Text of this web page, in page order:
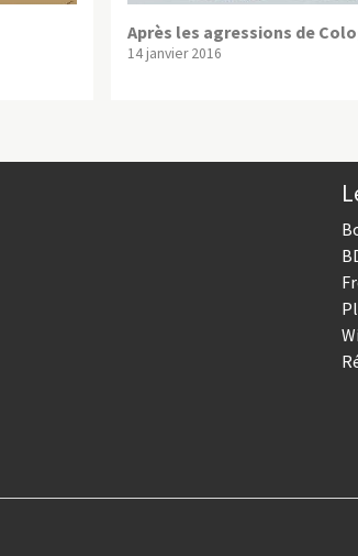
Après les agressions de
14 janvier 2016